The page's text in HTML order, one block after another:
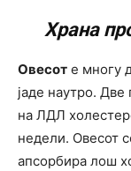
Храна
Овесот е многу
јаде наутро.
на ЛДЛ
недели. Овесот
апсорбира лош